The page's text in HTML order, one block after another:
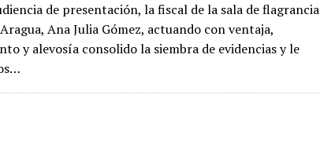
de presentación, la fiscal de la sala de flagrancia
Ana Julia Gómez, actuando con ventaja,
y alevosía consolido la siembra de evidencias y le